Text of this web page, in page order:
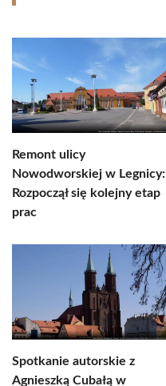
Remont ulicy
Nowodworskiej w Legnicy:
Rozpoczął się kolejny etap
prac
Spotkanie autorskie z
Agnieszką Cubałą w